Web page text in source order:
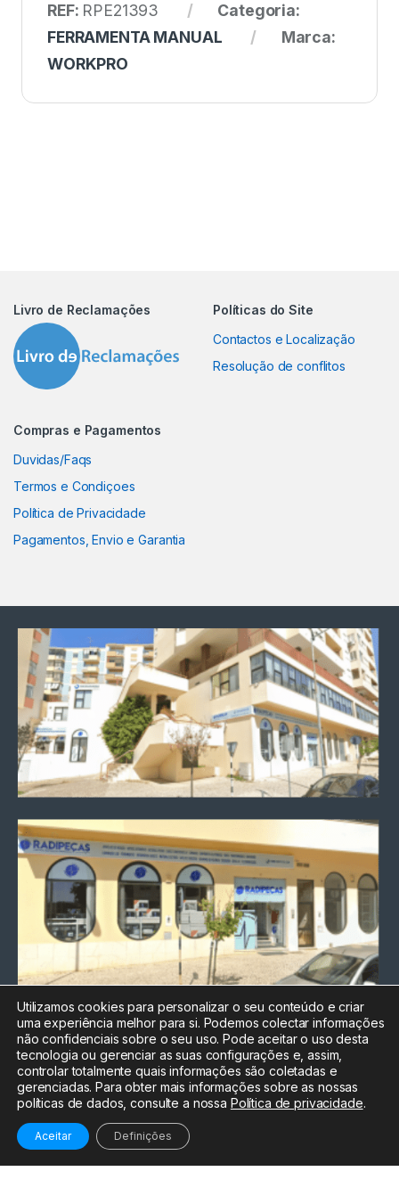
REF: RPE21393
Categoria:
FERRAMENTA MANUAL
Marca:
WORKPRO
Livro de Reclamações
Políticas do Site
Contactos e Localização
Resolução de conflitos
Compras e Pagamentos
Duvidas/Faqs
Termos e Condiçoes
Política de Privacidade
Pagamentos, Envio e Garantia
Chamada para a rede fixa
nacional
Electrónica:212
588 047
Informática:212
588 044
Utilizamos cookies para personalizar o seu conteúdo e criar
uma experiência melhor para si. Podemos colectar informações
não confidenciais sobre o seu uso. Pode aceitar o uso desta
tecnologia ou gerenciar as suas configurações e, assim,
controlar totalmente quais informações são coletadas e
gerenciadas. Para obter mais informações sobre as nossas
políticas de dados, consulte a nossa Política de privacidade.
Aceitar Definições